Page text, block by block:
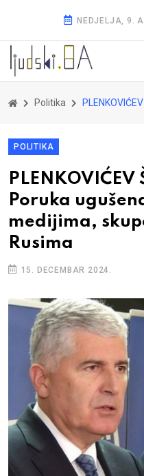
NEDJELJA, 9.
Politika PLENKOVIĆEV ŠAMAR ČOVIĆU: Poruka
POLITIKA
PLENKOVIĆEV
Poruka
medijima,
Rusima
15. DECEMBAR 2024.